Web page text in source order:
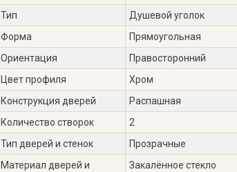
Тип
Душевой уголок
Форма
Прямоугольная
Ориентация
Правосторонний
Цвет профиля
Хром
Конструкция дверей
Распашная
Количество створок
2
Тип дверей и стенок
Прозрачные
Материал дверей и
Закалённое стекло